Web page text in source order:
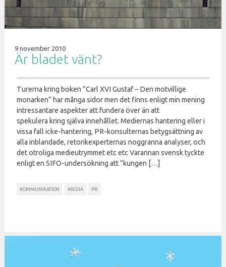
9 november 2010
Är bladet vänt?
Turerna kring boken ”Carl XVI Gustaf – Den motvillige
monarken” har många sidor men det finns enligt min mening
intressantare aspekter att fundera över än att
spekulera kring själva innehållet. Mediernas hantering eller i
vissa fall icke-hantering, PR-konsulternas betygsättning av
alla inblandade, retorikexperternas noggranna analyser, och
det otroliga medieutrymmet etc etc Varannan svensk tyckte
enligt en SIFO-undersökning att ”kungen […]
KOMMUNIKATION MEDIA PR